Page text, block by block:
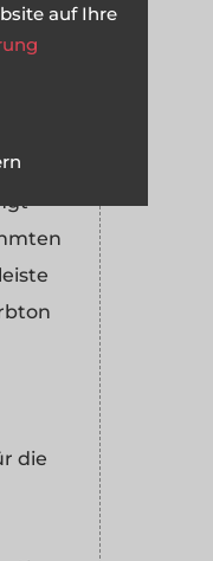
bei
nur
die
auf Ihre